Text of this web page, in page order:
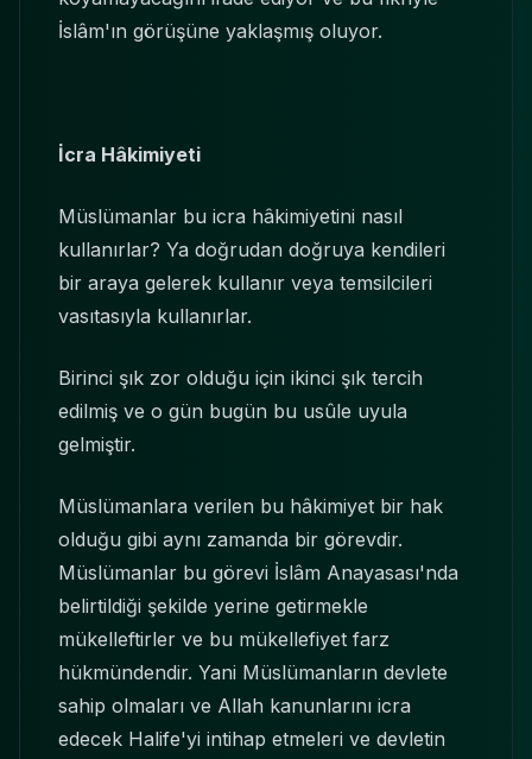
İslâm'ın görüşüne yaklaşmış oluyor.
İcra Hâkimiyeti
Müslümanlar bu icra hâkimiyetini nasıl
kullanırlar? Ya doğrudan doğruya kendileri
bir araya gelerek kullanır veya temsilcileri
vasıtasıyla kullanırlar.
Birinci şık zor olduğu için ikinci şık tercih
edilmiş ve o gün bugün bu usûle uyula
gelmiştir.
Müslümanlara verilen bu hâkimiyet bir hak
olduğu gibi aynı zamanda bir görevdir.
Müslümanlar bu görevi İslâm Anayasası'nda
belirtildiği şekilde yerine getirmekle
mükelleftirler ve bu mükellefiyet farz
hükmündendir. Yani Müslümanların devlete
sahip olmaları ve Allah kanunlarını icra
edecek Halife'yi intihap etmeleri ve devletin